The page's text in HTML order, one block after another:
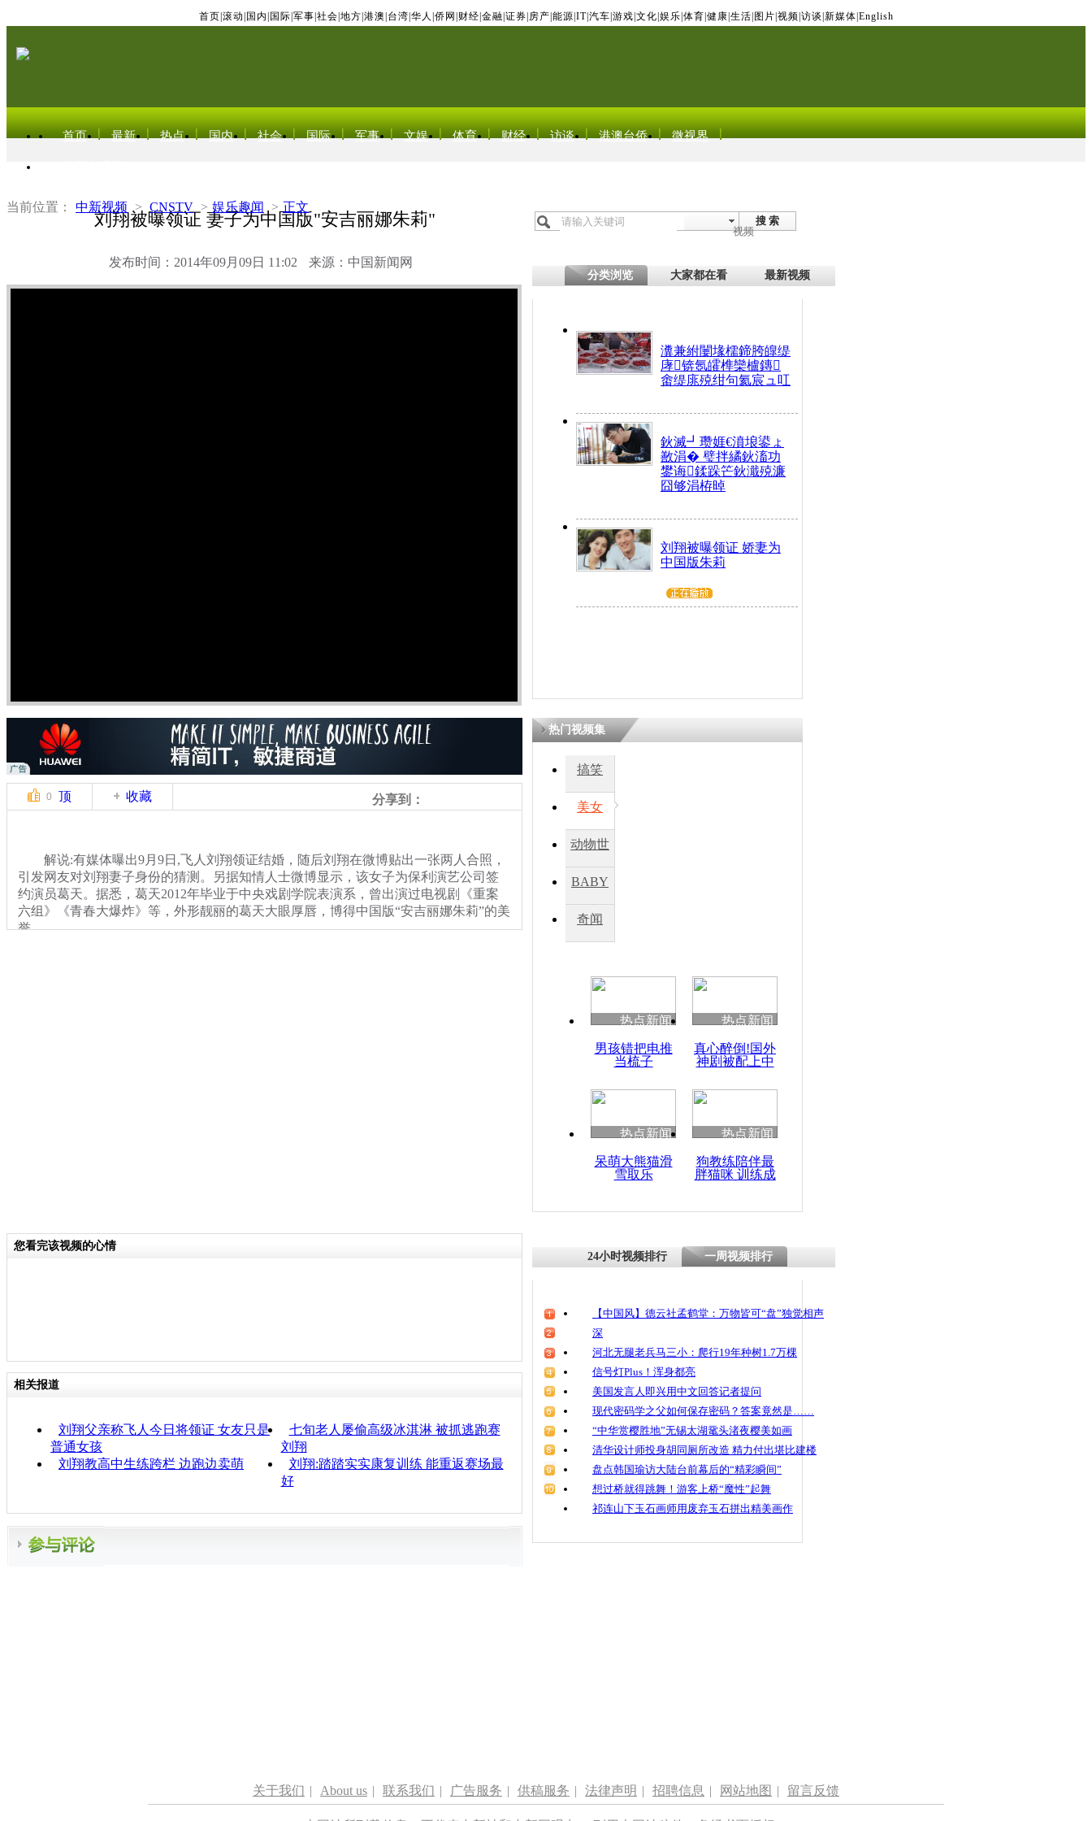
首页 滚动 国内 国际 军事 社会 地方 港澳 台湾 华人 侨网 财经 金融 证券 房产 能源 IT| 汽车 游戏 文化 娱乐 体育 健康 生活 图片 视频 访谈 新媒体 English
首页 最新 热点 国内 社会 国际 军事 文娱 体育 财经 访谈 港澳台侨 微视界
当前位置： 中新视频 > CNSTV > 娱乐趣闻 > 正文
刘翔被曝领证 妻子为中国版"安吉丽娜朱莉"
发布时间：2014年09月09日 11:02 来源：中国新闻网
搜 索
视频
分类浏览 大家都在看 最新视频
瀵兼紨闄堟檽鍗胯皥缇
庨锛氬皬榫欒櫨鏄
畬缇庣殑绀句氦宸ュ叿
鈥滅┛瓒娾€濆埌鍙ょ
敾涓� 璧拌繘鈥滀功
鐢诲鍒跺笀鈥濈殑濂
囧够涓栫晫
刘翔被曝领证 娇妻为
中国版朱莉
0 顶 收藏 分享到：
解说:有媒体曝出9月9日,飞人刘翔领证结婚，随后刘翔在微博贴出一张两人合照，
引发网友对刘翔妻子身份的猜测。另据知情人士微博显示，该女子为保利演艺公司签
约演员葛天。据悉，葛天2012年毕业于中央戏剧学院表演系，曾出演过电视剧《重案
六组》《青春大爆炸》等，外形靓丽的葛天大眼厚唇，博得中国版“安吉丽娜朱莉”的美
誉。
热门视频集
搞笑
美女
动物世
BABY
秀
奇闻
热点新闻
男孩错把电推
当梳子
热点新闻
真心醉倒!国外
神剧被配上中
热点新闻
呆萌大熊猫滑
雪取乐
热点新闻
狗教练陪伴最
胖猫咪 训练成
您看完该视频的心情
相关报道
刘翔父亲称飞人今日将领证 女友只是
普通女孩
七旬老人屡偷高级冰淇淋 被抓逃跑赛
刘翔
刘翔教高中生练跨栏 边跑边卖萌
刘翔:踏踏实实康复训练 能重返赛场最
好
24小时视频排行 一周视频排行
【中国风】德云社孟鹤堂：万物皆可“盘”独觉相声
深
河北无腿老兵马三小：爬行19年种树1.7万棵
信号灯Plus！浑身都亮
美国发言人即兴用中文回答记者提问
现代密码学之父如何保存密码？答案竟然是……
“中华赏樱胜地”无锡太湖鼋头渚夜樱美如画
清华设计师投身胡同厕所改造 精力付出堪比建楼
盘点韩国瑜访大陆台前幕后的“精彩瞬间”
想过桥就得跳舞！游客上桥“魔性”起舞
祁连山下玉石画师用废弃玉石拼出精美画作
关于我们 | About us | 联系我们 | 广告服务 | 供稿服务 | 法律声明 | 招聘信息 | 网站地图 | 留言反馈